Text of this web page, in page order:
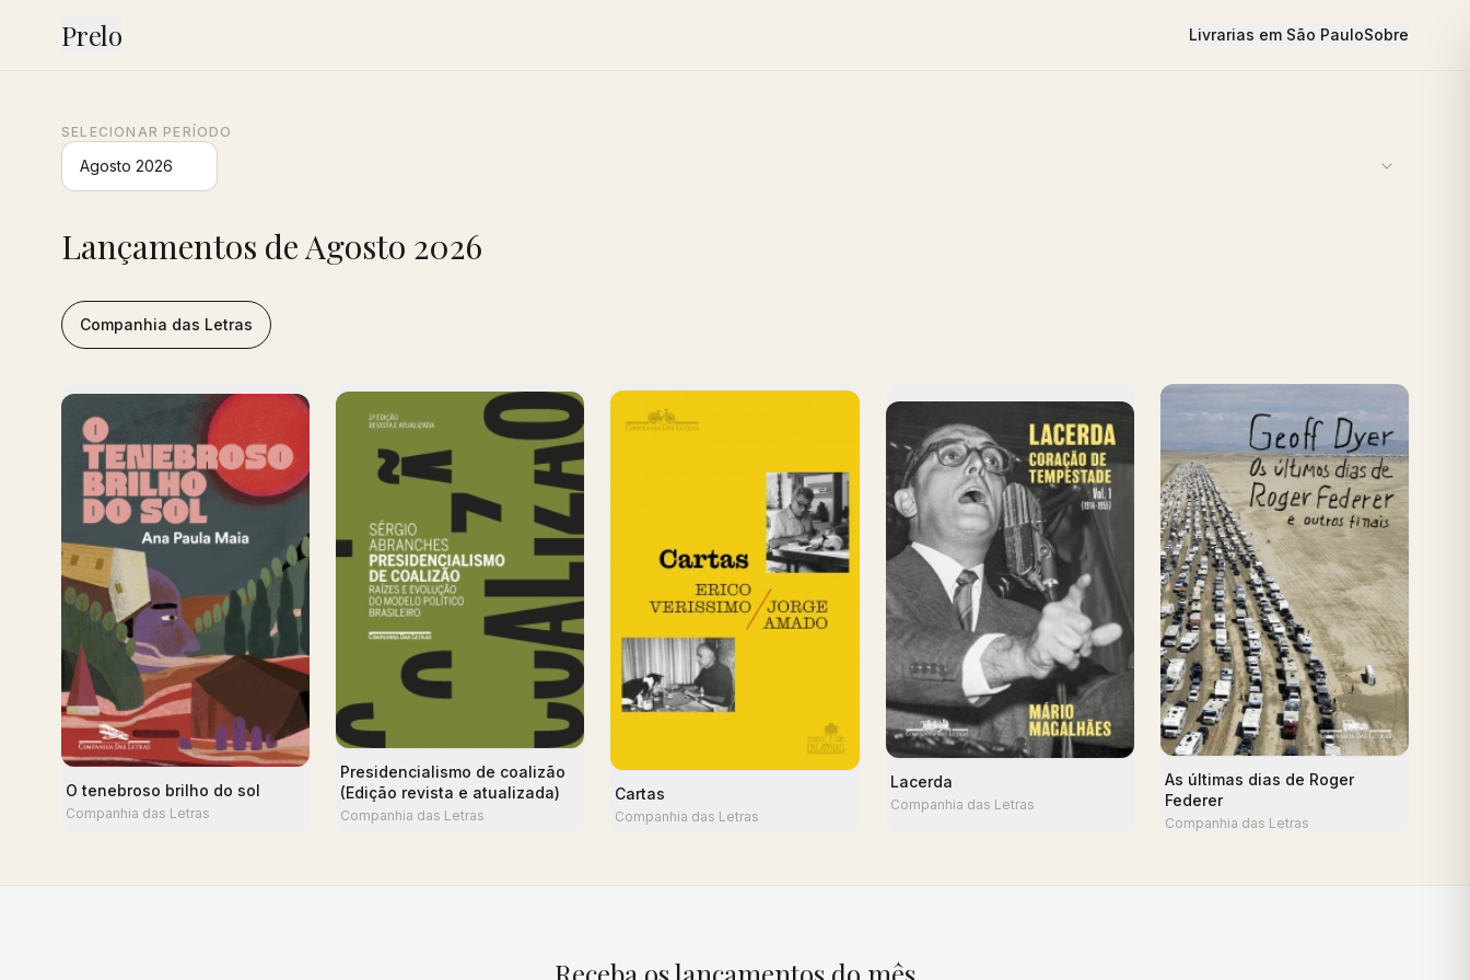
Prelo Livrarias em São PauloSobre
SELECIONAR PERÍODO
Lançamentos deAgosto 2026
Companhia das Letras
O tenebroso brilho do sol
Companhia das Letras
Presidencialismo de coalizão
(Edição revista e atualizada)
Companhia das Letras
Cartas
Companhia das Letras
Lacerda
Companhia das Letras
As últimas dias de Roger
Federer
Companhia das Letras